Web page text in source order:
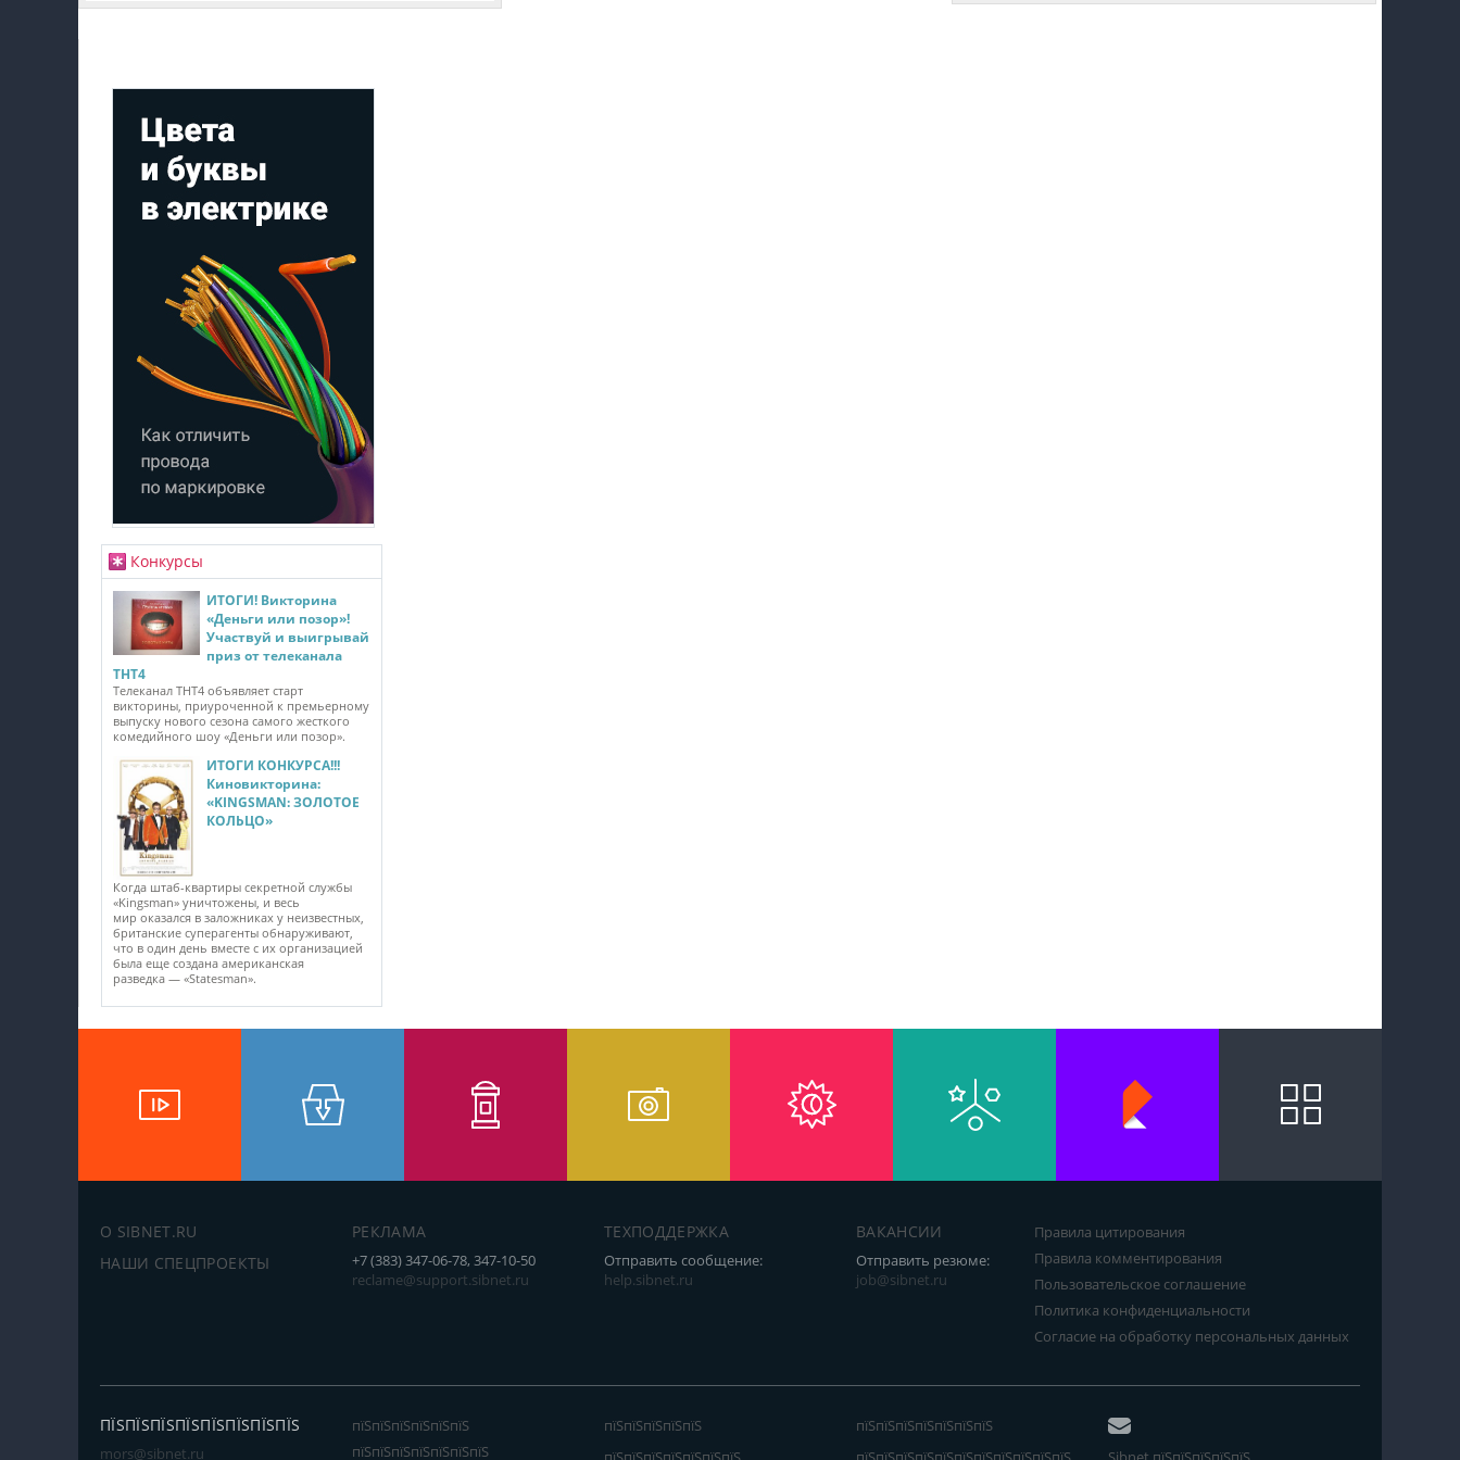
Конкурсы
ИТОГИ! Викторина
«Деньги или позор»!
Участвуй и выигрывай
приз от телеканала
ТНТ4
Телеканал ТНТ4 объявляет старт
викторины, приуроченной к премьерному
выпуску нового сезона самого жесткого
комедийного шоу «Деньги или позор».
ИТОГИ КОНКУРСА!!!
Киновикторина:
«KINGSMAN: ЗОЛОТОЕ
КОЛЬЦО»
Когда штаб-квартиры секретной службы
«Kingsman» уничтожены, и весь
мир оказался в заложниках у неизвестных,
британские суперагенты обнаруживают,
что в один день вместе с их организацией
была еще создана американская
разведка — «Statesman».
О SIBNET.RU
НАШИ СПЕЦПРОЕКТЫ
РЕКЛАМА
+7 (383) 347-06-78, 347-10-50
reclame@support.sibnet.ru
ТЕХПОДДЕРЖКА
Отправить сообщение:
help.sibnet.ru
ВАКАНСИИ
Отправить резюме:
job@sibnet.ru
Правила цитирования
Правила комментирования
Пользовательское соглашение
Политика конфиденциальности
Согласие на обработку персональных данных
ПЇЅПЇЅПЇЅПЇЅПЇЅПЇЅПЇЅПЇЅ
mors@sibnet.ru
пїЅпїЅпїЅпїЅпїЅпїЅ
пїЅпїЅпїЅпїЅпїЅпїЅпїЅ
пїЅпїЅпїЅпїЅпїЅ
пїЅпїЅпїЅпїЅпїЅпїЅпїЅ